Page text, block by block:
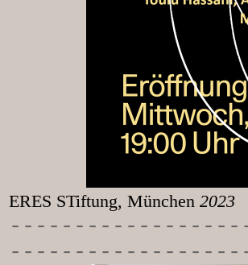
ERES STiftung, München 2023
-----------